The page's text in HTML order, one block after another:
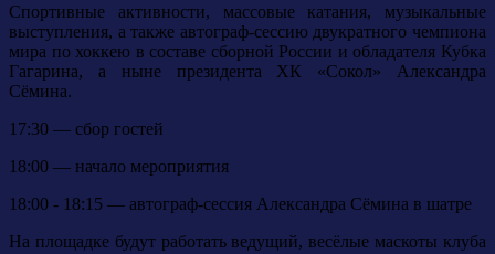
Спортивные активности, массовые катания, музыкальные
выступления, а также автограф-сессию двукратного чемпиона
мира по хоккею в составе сборной России и обладателя Кубка
Гагарина, а ныне президента ХК «Сокол» Александра
Сёмина.
17:30 — сбор гостей
18:00 — начало мероприятия
18:00 - 18:15 — автограф-сессия Александра Сёмина в шатре
На площадке будут работать ведущий, весёлые маскоты клуба